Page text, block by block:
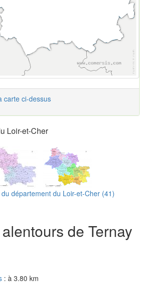
carte ci-dessus
Loir-et-Cher
département du Loir-et-Cher (41)
de Ternay
: à 3.80 km